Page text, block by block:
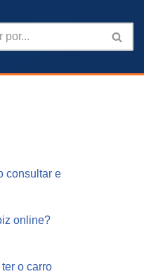
consultar e
online?
o carro